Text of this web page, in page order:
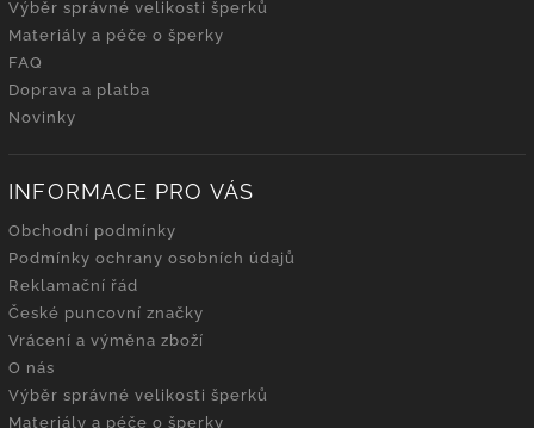
Výběr správné velikosti šperků
Materiály a péče o šperky
FAQ
Doprava a platba
Novinky
INFORMACE PRO VÁS
Obchodní podmínky
Podmínky ochrany osobních údajů
Reklamační řád
České puncovní značky
Vrácení a výměna zboží
O nás
Výběr správné velikosti šperků
Materiály a péče o šperky